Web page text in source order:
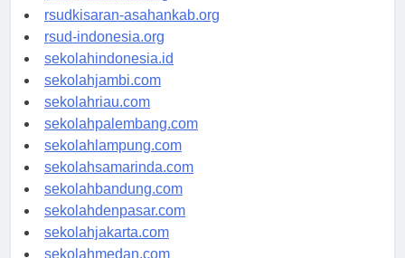
rsud-natunakab.org
rsudkisaran-asahankab.org
rsud-indonesia.org
sekolahindonesia.id
sekolahjambi.com
sekolahriau.com
sekolahpalembang.com
sekolahlampung.com
sekolahsamarinda.com
sekolahbandung.com
sekolahdenpasar.com
sekolahjakarta.com